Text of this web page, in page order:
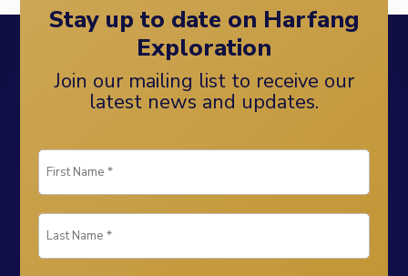
Stay up to date on Harfang
Exploration
Join our mailing list to receive our
latest news and updates.